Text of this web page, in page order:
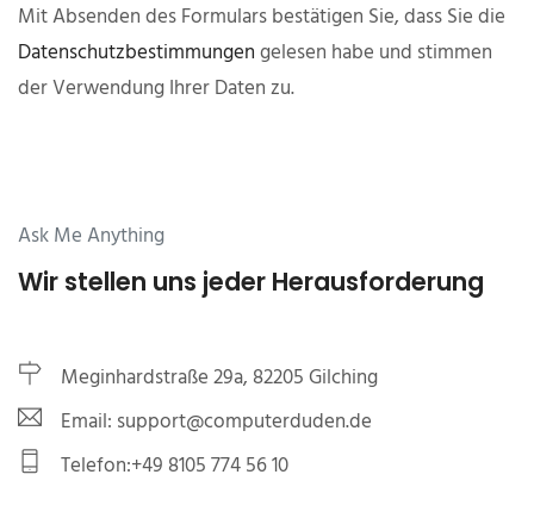
Mit Absenden des Formulars bestätigen Sie, dass Sie die
Datenschutzbestimmungengelesen habe und stimmen
der Verwendung Ihrer Daten zu.
Ask Me Anything
Wir stellen uns jeder Herausforderung
Meginhardstraße 29a, 82205 Gilching
Email: support@computerduden.de
Telefon:+49 8105 774 56 10